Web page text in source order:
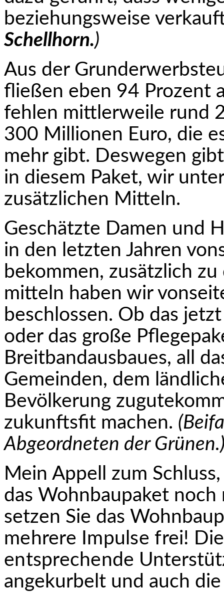
beziehungsweise
Schellhorn.)
Aus der
fließen eben 94 Prozent
fehlen mittlerweile rund
300 Millionen Euro, die
mehr gibt. Des­wegen
in diesem Paket, wir
zusätzlichen Mitteln.
Geschätzte Damen und
in den letzten Jahren
bekommen, zusätzlich
mitteln haben wir
beschlossen. Ob das
oder das große
Breitbandausbaues, all
Gemeinden, dem
Bevölkerung
zukunftsfit machen.
Abgeordneten der
Mein Appell zum
das Wohnbaupaket
setzen Sie das
mehrere Impulse frei!
entsprechende
angekurbelt und auch